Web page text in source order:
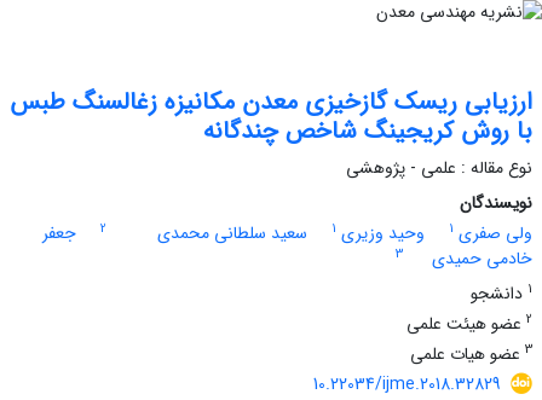
ارزیابی ریسک گازخیزی معدن مکانیزه زغال‏سنگ طبس
با روش‌ کریجینگ شاخص چندگانه
نوع مقاله : علمی - پژوهشی
نویسندگان
ولی صفری 1 وحید وزیری 1 سعید سلطانی محمدی 2
جعفر
خادمی حمیدی
3
1 دانشجو
2 عضو هیئت علمی
3 عضو هیات علمی
10.22034/ijme.2018.32829